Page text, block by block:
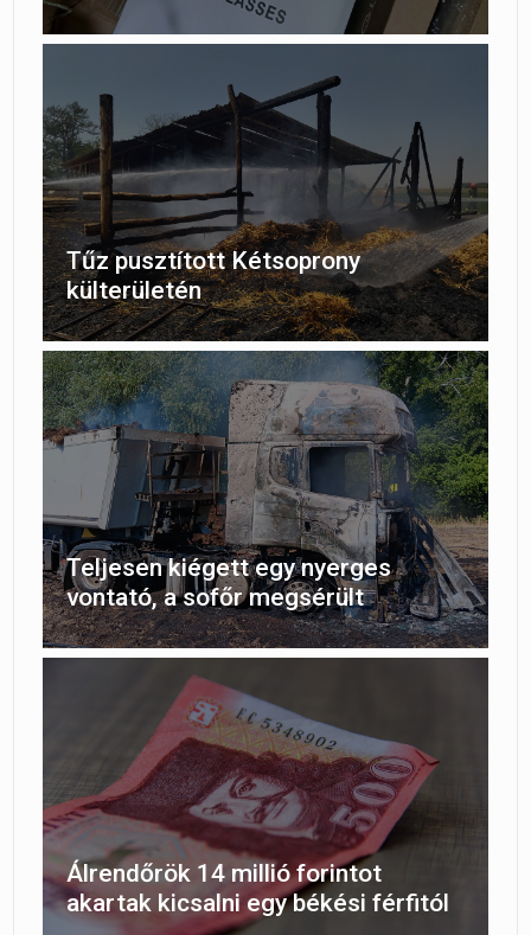
Tűz pusztított Kétsoprony
külterületén
Teljesen kiégett egy nyerges
vontató, a sofőr megsérült
Álrendőrök 14 millió forintot
akartak kicsalni egy békési férfitól